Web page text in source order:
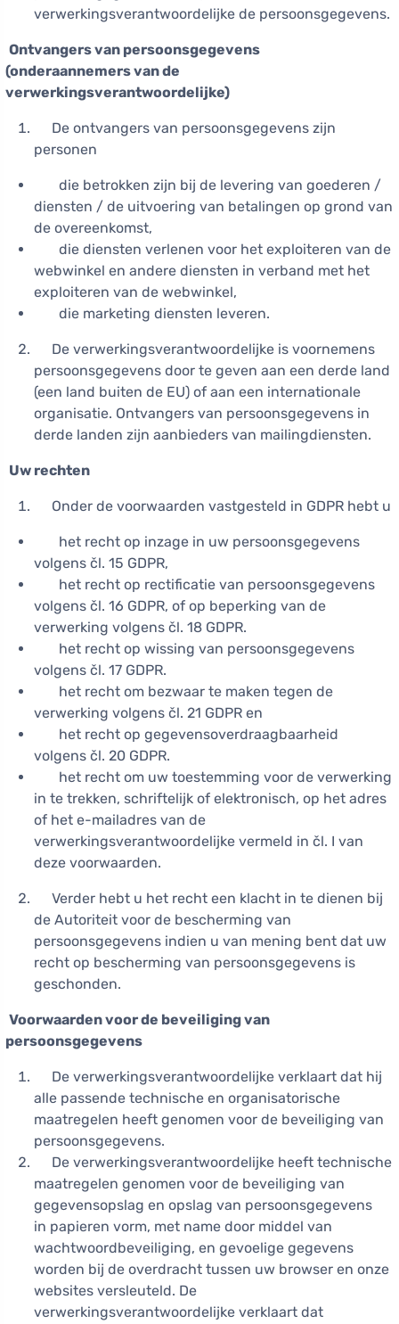
verwerkingsverantwoordelijke de persoonsgegevens.
Ontvangers van persoonsgegevens
(onderaannemers van de
verwerkingsverantwoordelijke)
De ontvangers van persoonsgegevens zijn
personen
die betrokken zijn bij de levering van goederen /
diensten / de uitvoering van betalingen op grond van
de overeenkomst,
die diensten verlenen voor het exploiteren van de
webwinkel en andere diensten in verband met het
exploiteren van de webwinkel,
die marketing diensten leveren.
De verwerkingsverantwoordelijke is voornemens
persoonsgegevens door te geven aan een derde land
(een land buiten de EU) of aan een internationale
organisatie. Ontvangers van persoonsgegevens in
derde landen zijn aanbieders van mailingdiensten.
Uw rechten
Onder de voorwaarden vastgesteld in GDPR hebt u
het recht op inzage in uw persoonsgegevens
volgens čl. 15 GDPR,
het recht op rectificatie van persoonsgegevens
volgens čl. 16 GDPR, of op beperking van de
verwerking volgens čl. 18 GDPR.
het recht op wissing van persoonsgegevens
volgens čl. 17 GDPR.
het recht om bezwaar te maken tegen de
verwerking volgens čl. 21 GDPR en
het recht op gegevensoverdraagbaarheid
volgens čl. 20 GDPR.
het recht om uw toestemming voor de verwerking
in te trekken, schriftelijk of elektronisch, op het adres
of het e-mailadres van de
verwerkingsverantwoordelijke vermeld in čl. I van
deze voorwaarden.
Verder hebt u het recht een klacht in te dienen bij
de Autoriteit voor de bescherming van
persoonsgegevens indien u van mening bent dat uw
recht op bescherming van persoonsgegevens is
geschonden.
Voorwaarden voor de beveiliging van
persoonsgegevens
De verwerkingsverantwoordelijke verklaart dat hij
alle passende technische en organisatorische
maatregelen heeft genomen voor de beveiliging van
persoonsgegevens.
De verwerkingsverantwoordelijke heeft technische
maatregelen genomen voor de beveiliging van
gegevensopslag en opslag van persoonsgegevens
in papieren vorm, met name door middel van
wachtwoordbeveiliging, en gevoelige gegevens
worden bij de overdracht tussen uw browser en onze
websites versleuteld. De
verwerkingsverantwoordelijke verklaart dat